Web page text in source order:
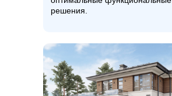
решения.